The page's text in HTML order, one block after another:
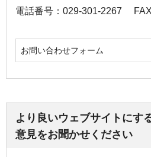
電話番号：029-301-2267
お問い合わせフォーム
より良いウェブサイトにす
意見をお聞かせください